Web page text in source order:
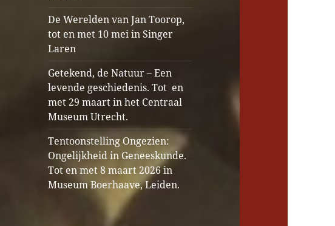
De Werelden van Jan Toorop,
tot en met 10 mei in Singer
Laren
Getekend, de Natuur – Een
levende geschiedenis. Tot en
met 29 maart in het Centraal
Museum Utrecht.
Tentoonstelling Ongezien:
Ongelijkheid in Geneeskunde.
Tot en met 8 maart 2026 in
Museum Boerhaave, Leiden.